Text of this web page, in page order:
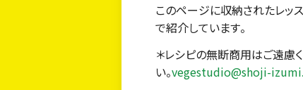
このページに収納されたレッ
で紹介しています。
＊レシピの無断商用はご遠慮
い。vegestudio@shoji-